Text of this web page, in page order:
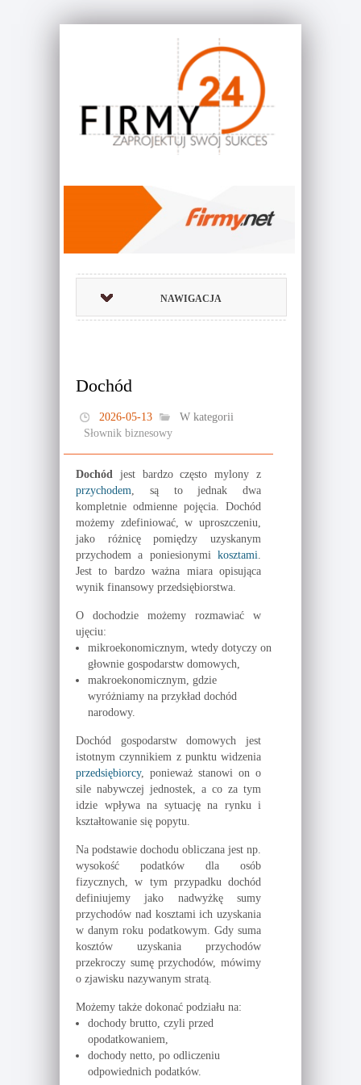
NAWIGACJA
Dochód
2026-05-13
W kategorii
Słownik biznesowy
Dochód jest bardzo często mylony z
przychodem, są to jednak dwa
kompletnie odmienne pojęcia. Dochód
możemy zdefiniować, w uproszczeniu,
jako różnicę pomiędzy uzyskanym
przychodem a poniesionymi kosztami.
Jest to bardzo ważna miara opisująca
wynik finansowy przedsiębiorstwa.
O dochodzie możemy rozmawiać w
ujęciu:
mikroekonomicznym, wtedy dotyczy on
głownie gospodarstw domowych,
makroekonomicznym, gdzie
wyróżniamy na przykład dochód
narodowy.
Dochód gospodarstw domowych jest
istotnym czynnikiem z punktu widzenia
przedsiębiorcy, ponieważ stanowi on o
sile nabywczej jednostek, a co za tym
idzie wpływa na sytuację na rynku i
kształtowanie się popytu.
Na podstawie dochodu obliczana jest np.
wysokość podatków dla osób
fizycznych, w tym przypadku dochód
definiujemy jako nadwyżkę sumy
przychodów nad kosztami ich uzyskania
w danym roku podatkowym. Gdy suma
kosztów uzyskania przychodów
przekroczy sumę przychodów, mówimy
o zjawisku nazywanym stratą.
Możemy także dokonać podziału na:
dochody brutto, czyli przed
opodatkowaniem,
dochody netto, po odliczeniu
odpowiednich podatków.